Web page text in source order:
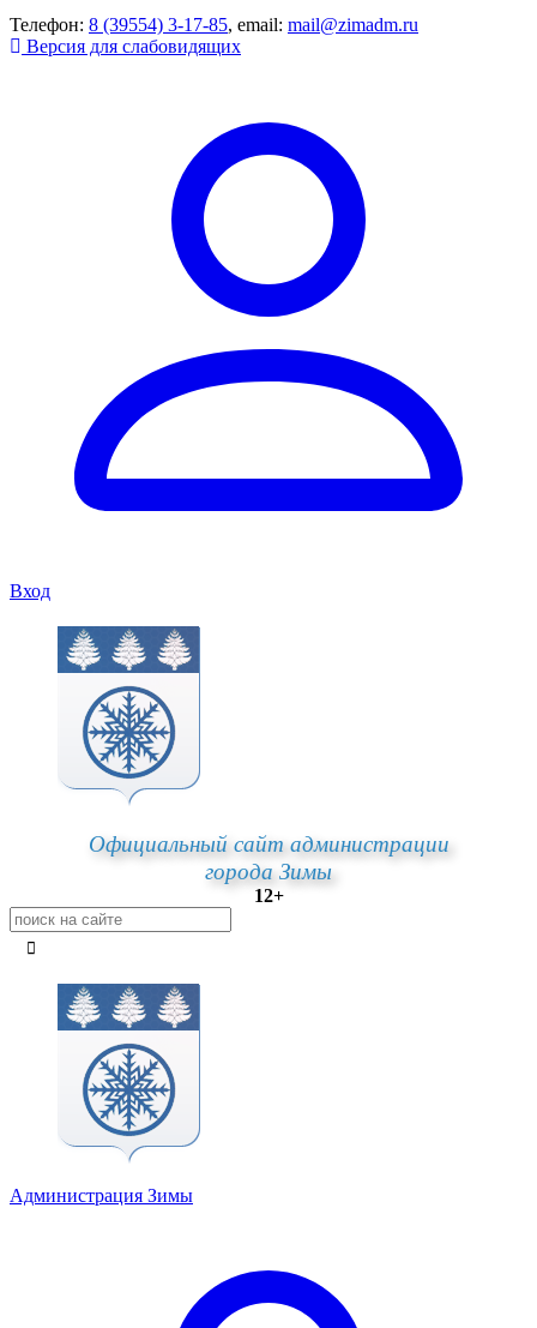
Телефон: 8 (39554) 3-17-85, email: mail@zimadm.ru
Версия для слабовидящих
Вход
Официальный сайт администрации
города Зимы
12+
Администрация Зимы